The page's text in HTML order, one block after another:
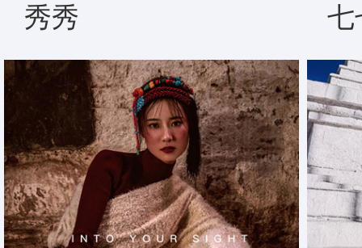
秀秀 七